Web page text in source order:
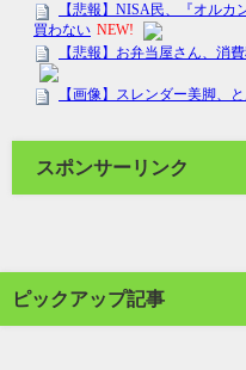
スポンサーリンク
ピックアップ記事